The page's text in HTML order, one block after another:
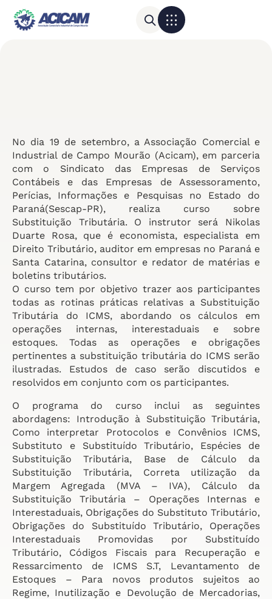
No dia 19 de setembro, a Associação Comercial e
Industrial de Campo Mourão (Acicam), em parceria
com o Sindicato das Empresas de Serviços
Contábeis e das Empresas de Assessoramento,
Perícias, Informações e Pesquisas no Estado do
Paraná(Sescap-PR), realiza curso sobre
Substituição Tributária. O instrutor será Nikolas
Duarte Rosa, que é economista, especialista em
Direito Tributário, auditor em empresas no Paraná e
Santa Catarina, consultor e redator de matérias e
boletins tributários.
O curso tem por objetivo trazer aos participantes
todas as rotinas práticas relativas a Substituição
Tributária do ICMS, abordando os cálculos em
operações internas, interestaduais e sobre
estoques. Todas as operações e obrigações
pertinentes a substituição tributária do ICMS serão
ilustradas. Estudos de caso serão discutidos e
resolvidos em conjunto com os participantes.
O programa do curso inclui as seguintes
abordagens: Introdução à Substituição Tributária,
Como interpretar Protocolos e Convênios ICMS,
Substituto e Substituído Tributário, Espécies de
Substituição Tributária, Base de Cálculo da
Substituição Tributária, Correta utilização da
Margem Agregada (MVA – IVA), Cálculo da
Substituição Tributária – Operações Internas e
Interestaduais, Obrigações do Substituto Tributário,
Obrigações do Substituído Tributário, Operações
Interestaduais Promovidas por Substituído
Tributário, Códigos Fiscais para Recuperação e
Ressarcimento de ICMS S.T, Levantamento de
Estoques – Para novos produtos sujeitos ao
Regime, Inutilização e Devolução de Mercadorias,